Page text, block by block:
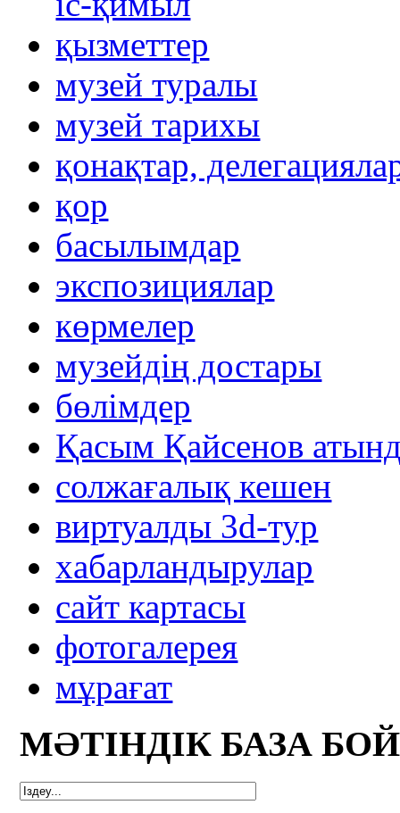
қызметтер
музей туралы
музей тарихы
қонақтар,
қор
басылымдар
экспозициялар
көрмелер
музейдің достары
бөлімдер
Қасым Қайсенов
солжағалық кешен
виртуалды 3d-тур
xабарландырулар
сайт картасы
фотогалерея
мұрағат
МӘТІНДІК БАЗА